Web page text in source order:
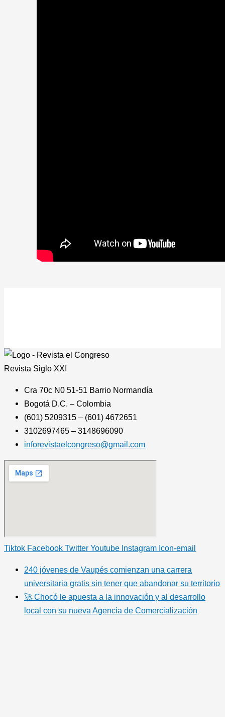
Revista Siglo XXI
Cra 70c N0 51-51 Barrio Normandía
Bogotá D.C. – Colombia
(601) 5209315 – (601) 4672651
3102697465 – 3148696090
inforevistaelcongreso@gmail.com
Tiktok Facebook Twitter Youtube Instagram Icon-email
240 jóvenes de Vaupés comienzan una carrera
universitaria gratis sin tener que abandonar su territorio
🚀 Chocó le apuesta a la innovación y al desarrollo
local con su nueva Agencia de Comercialización